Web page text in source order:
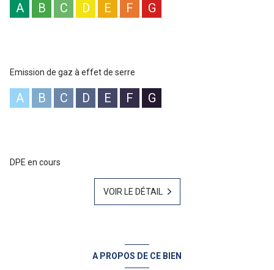
A B C D E F G
Emission de gaz à effet de serre
A B C D E F G
DPE en cours
VOIR LE DÉTAIL
A PROPOS DE CE BIEN